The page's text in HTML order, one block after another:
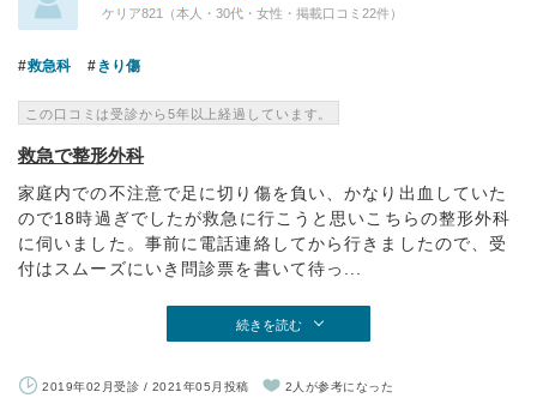
ケリア821（本人・30代・女性・掲載口コミ22件）
救急科 きり傷
この口コミは受診から5年以上経過しています。
救急で整形外科
家庭内での不注意で足に切り傷を負い、かなり出血していた
ので18時過ぎでしたが救急に行こうと思いこちらの整形外科
に伺いました。事前に電話連絡してから行きましたので、受
付はスムーズにいき問診票を書いて待っ...
続きを読む
2019年02月受診 / 2021年05月投稿 2人が参考になった